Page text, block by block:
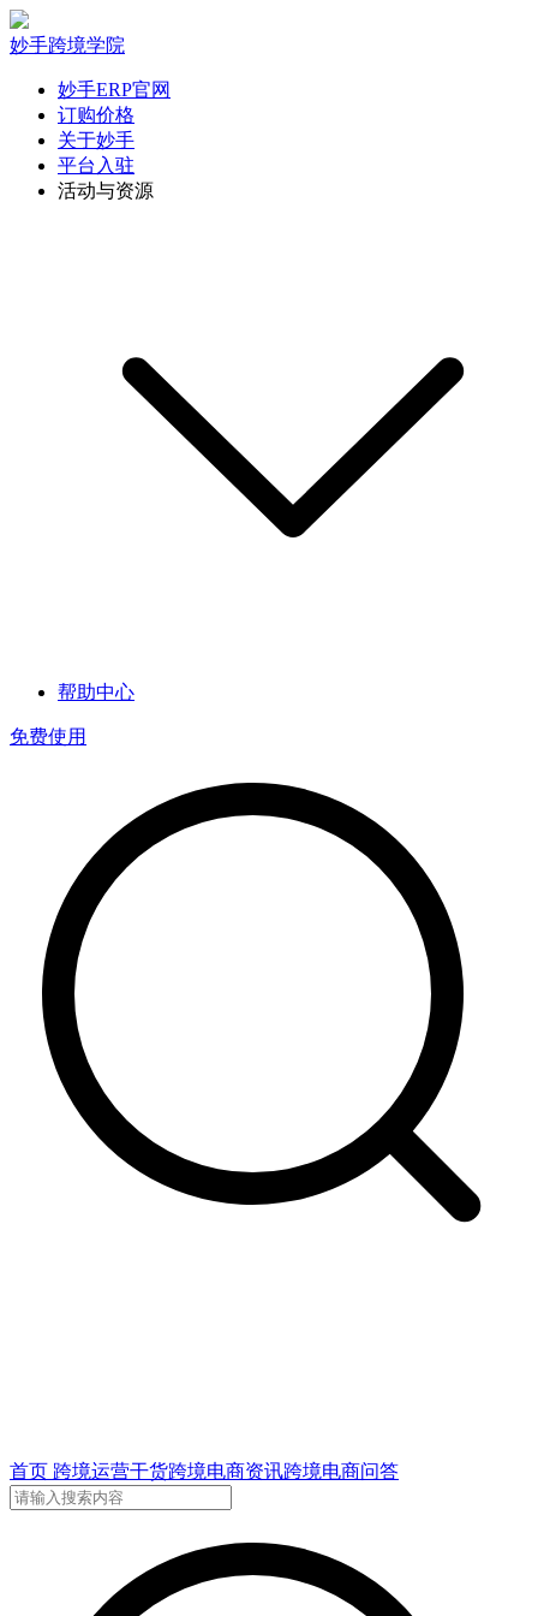
妙手跨境学院
妙手ERP官网
订购价格
关于妙手
平台入驻
活动与资源
帮助中心
免费使用
首页 跨境运营干货跨境电商资讯跨境电商问答